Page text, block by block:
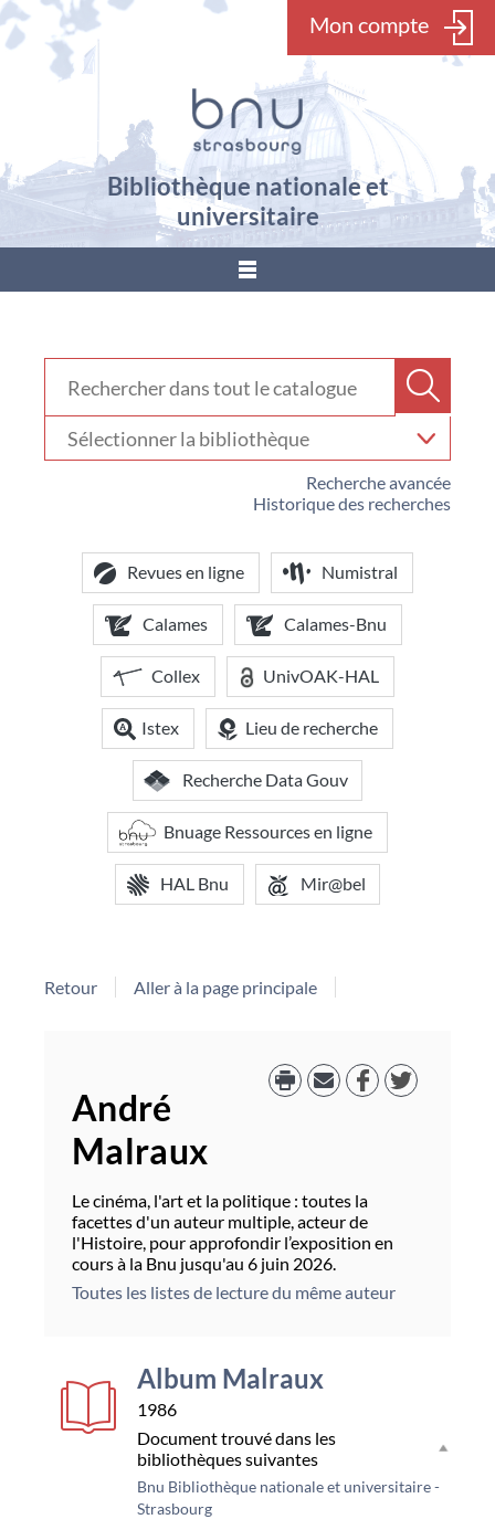
Mon compte
Bibliothèque nationale et
universitaire
???
Recherche avancée
Historique des recherches
votre
bibliothèque
Revues en ligne Numistral
Calames Calames-Bnu
Collex UnivOAK-HAL
Istex Lieu de recherche
Recherche Data Gouv
Bnuage Ressources en ligne
HAL Bnu Mir@bel
Retour Aller à la page principale
André
Malraux
Le cinéma, l'art et la politique : toutes la
facettes d'un auteur multiple, acteur de
l'Histoire, pour approfondir l’exposition en
cours à la Bnu jusqu'au 6 juin 2026.
Toutes les listes de lecture du même auteur
Album Malraux
1986
Document trouvé dans les
bibliothèques suivantes
Bnu Bibliothèque nationale et universitaire -
Strasbourg